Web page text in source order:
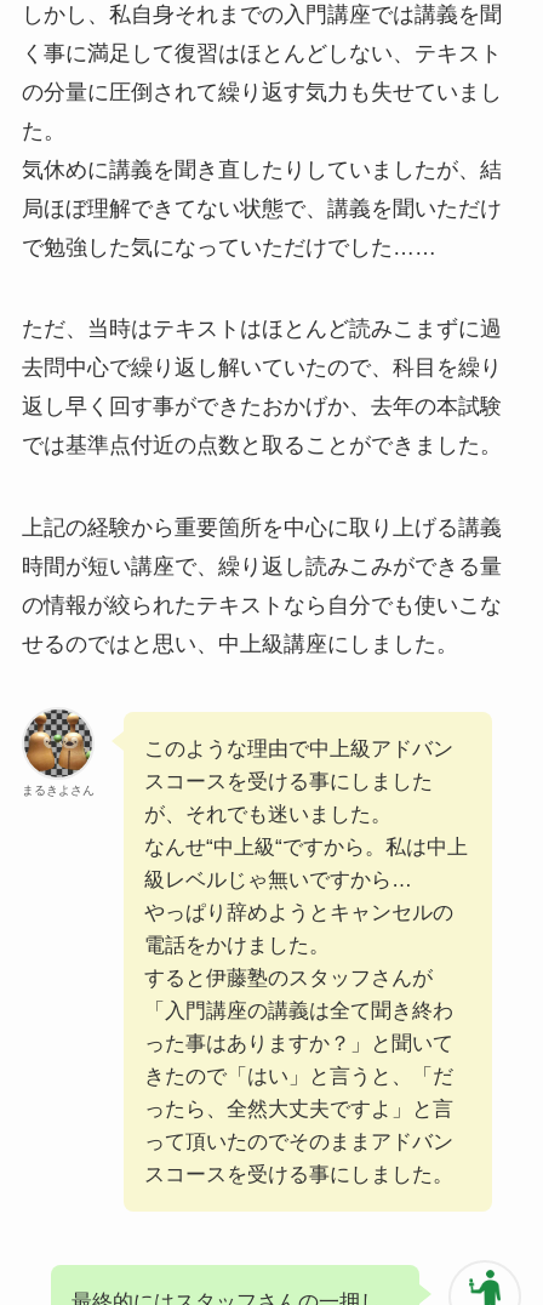
しかし、私自身それまでの入門講座では講義を聞
く事に満足して復習はほとんどしない、テキスト
の分量に圧倒されて繰り返す気力も失せていまし
た。
気休めに講義を聞き直したりしていましたが、結
局ほぼ理解できてない状態で、講義を聞いただけ
で勉強した気になっていただけでした……
ただ、当時はテキストはほとんど読みこまずに過
去問中心で繰り返し解いていたので、科目を繰り
返し早く回す事ができたおかげか、去年の本試験
では基準点付近の点数と取ることができました。
上記の経験から重要箇所を中心に取り上げる講義
時間が短い講座で、繰り返し読みこみができる量
の情報が絞られたテキストなら自分でも使いこな
せるのではと思い、中上級講座にしました。
まるきよさん
このような理由で中上級アドバン
スコースを受ける事にしました
が、それでも迷いました。
なんせ“中上級“ですから。私は中上
級レベルじゃ無いですから…
やっぱり辞めようとキャンセルの
電話をかけました。
すると伊藤塾のスタッフさんが
「入門講座の講義は全て聞き終わ
った事はありますか？」と聞いて
きたので「はい」と言うと、「だ
ったら、全然大丈夫ですよ」と言
って頂いたのでそのままアドバン
スコースを受ける事にしました。